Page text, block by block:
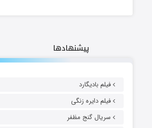
پیشنهادها
فیلم بادیگارد
فیلم دایره زنگی
سریال گنج مظفر